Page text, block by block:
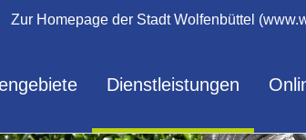
Zur Homepage der Stadt Wolfenbüttel
Dienstleistungen